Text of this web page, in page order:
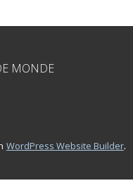
MONDE
WordPress Website Builder.